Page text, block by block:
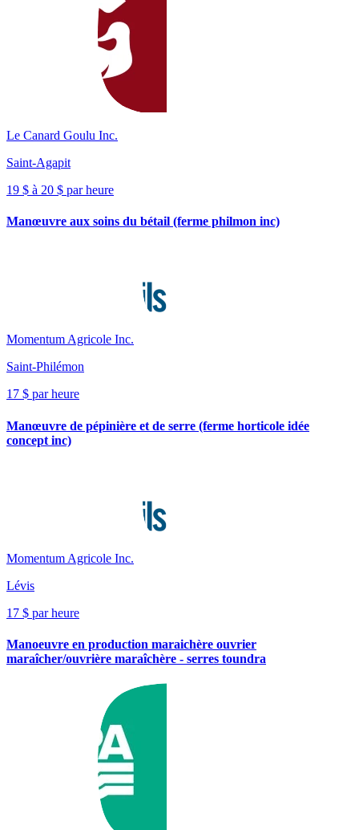
Le Canard Goulu Inc.
Saint-Agapit
19 $ à 20 $ par heure
Manœuvre aux soins du bétail (ferme philmon inc)
Momentum Agricole Inc.
Saint-Philémon
17 $ par heure
Manœuvre de pépinière et de serre (ferme horticole idée
concept inc)
Momentum Agricole Inc.
Lévis
17 $ par heure
Manoeuvre en production maraichère ouvrier
maraîcher/ouvrière maraîchère - serres toundra